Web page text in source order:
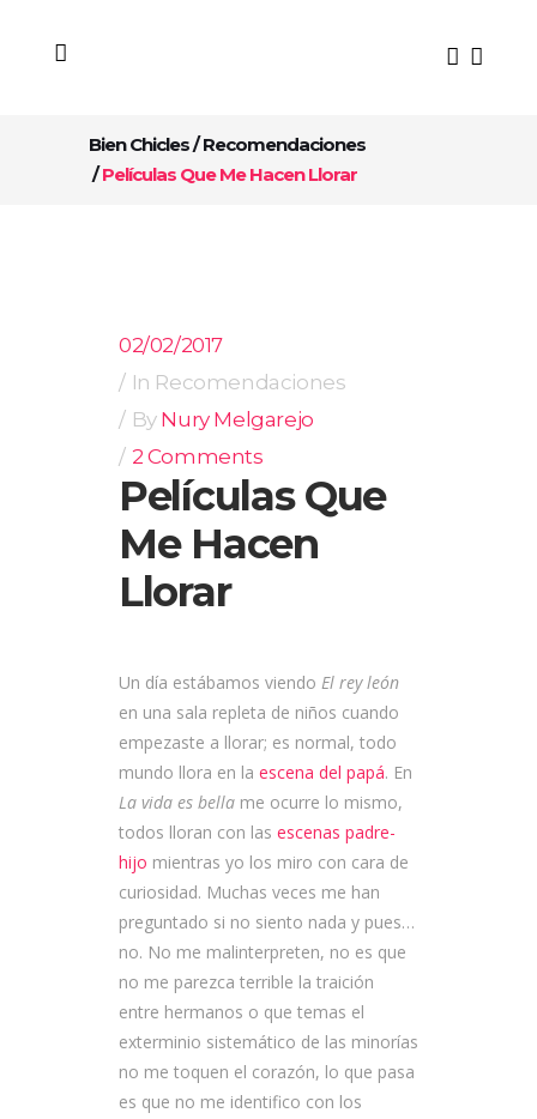
Bien Chicles/Recomendaciones
/Películas Que Me Hacen Llorar
02/02/2017
In Recomendaciones
By Nury Melgarejo
2 Comments
Películas Que
Me Hacen
Llorar
Un día estábamos viendo El rey león
en una sala repleta de niños cuando
empezaste a llorar; es normal, todo
mundo llora en la escena del papá. En
La vida es bella me ocurre lo mismo,
todos lloran con las escenas padre-
hijo mientras yo los miro con cara de
curiosidad. Muchas veces me han
preguntado si no siento nada y pues…
no. No me malinterpreten, no es que
no me parezca terrible la traición
entre hermanos o que temas el
exterminio sistemático de las minorías
no me toquen el corazón, lo que pasa
es que no me identifico con los